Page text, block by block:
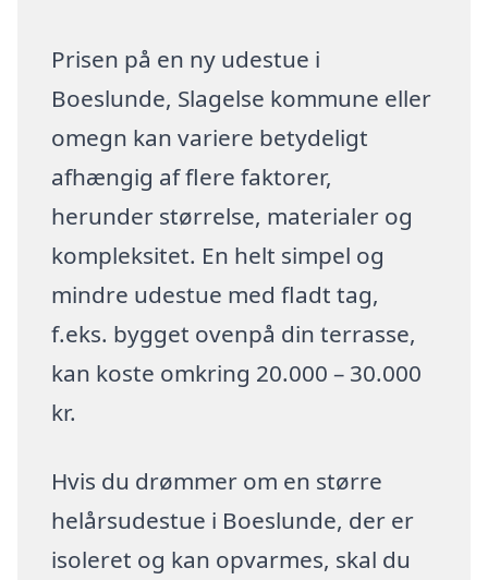
Prisen på en ny udestue i
Boeslunde, Slagelse kommune eller
omegn kan variere betydeligt
afhængig af flere faktorer,
herunder størrelse, materialer og
kompleksitet. En helt simpel og
mindre udestue med fladt tag,
f.eks. bygget ovenpå din terrasse,
kan koste omkring 20.000 – 30.000
kr.
Hvis du drømmer om en større
helårsudestue i Boeslunde, der er
isoleret og kan opvarmes, skal du